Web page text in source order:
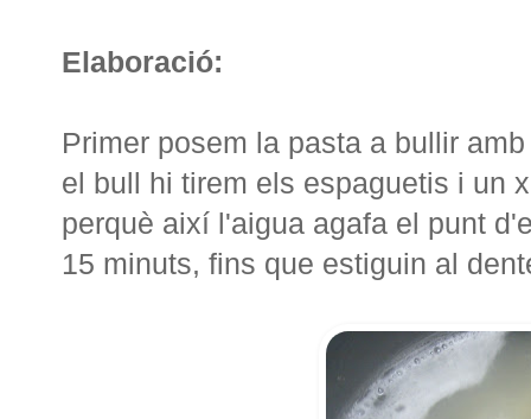
Elaboració:
Primer posem la pasta a bullir
el bull hi tirem els espaguetis i un
perquè així l'aigua agafa el punt
15 minuts, fins que estiguin al